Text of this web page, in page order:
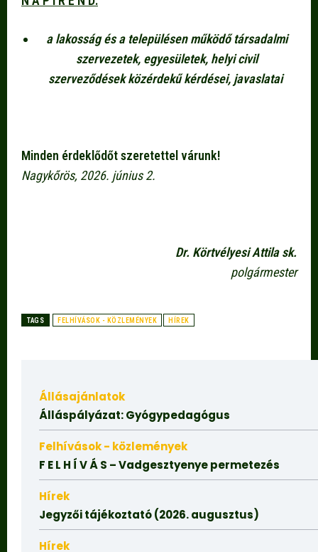
a lakosság és a településen működő társadalmi
szervezetek, egyesületek, helyi civil
szerveződések közérdekű kérdései, javaslatai
Minden érdeklődőt szeretettel várunk!
Nagykőrös, 2026. június 2.
Dr. Körtvélyesi Attila sk.
polgármester
TAGS FELHÍVÁSOK - KÖZLEMÉNYEK HÍREK
Állásajánlatok
Álláspályázat: Gyógypedagógus
Felhívások - közlemények
F E L H Í V Á S – Vadgesztyenye permetezés
Hírek
Jegyzői tájékoztató (2026. augusztus)
Hírek